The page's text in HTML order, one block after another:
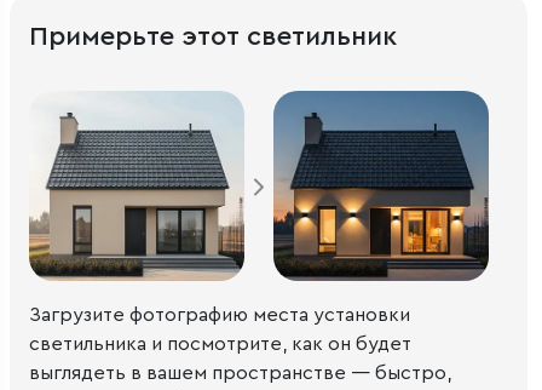
Примерьте этот светильник
Загрузите фотографию места установки
светильника и посмотрите, как он будет
выглядеть в вашем пространстве — быстро,